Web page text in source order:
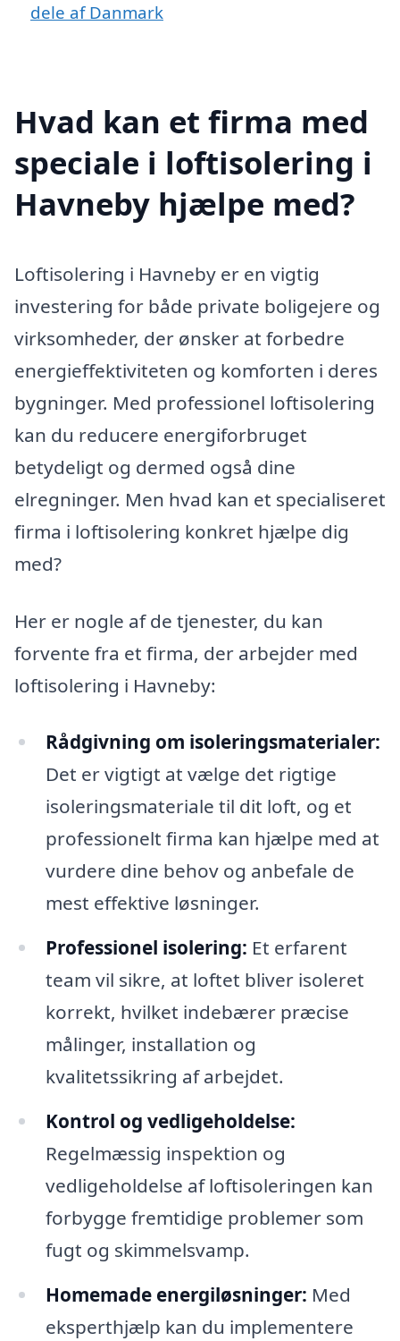
dele af Danmark
Hvad kan et firma med
speciale i loftisolering i
Havneby hjælpe med?
Loftisolering i Havneby er en vigtig
investering for både private boligejere og
virksomheder, der ønsker at forbedre
energieffektiviteten og komforten i deres
bygninger. Med professionel loftisolering
kan du reducere energiforbruget
betydeligt og dermed også dine
elregninger. Men hvad kan et specialiseret
firma i loftisolering konkret hjælpe dig
med?
Her er nogle af de tjenester, du kan
forvente fra et firma, der arbejder med
loftisolering i Havneby:
Rådgivning om isoleringsmaterialer:
Det er vigtigt at vælge det rigtige
isoleringsmateriale til dit loft, og et
professionelt firma kan hjælpe med at
vurdere dine behov og anbefale de
mest effektive løsninger.
Professionel isolering: Et erfarent
team vil sikre, at loftet bliver isoleret
korrekt, hvilket indebærer præcise
målinger, installation og
kvalitetssikring af arbejdet.
Kontrol og vedligeholdelse:
Regelmæssig inspektion og
vedligeholdelse af loftisoleringen kan
forbygge fremtidige problemer som
fugt og skimmelsvamp.
Homemade energiløsninger: Med
eksperthjælp kan du implementere